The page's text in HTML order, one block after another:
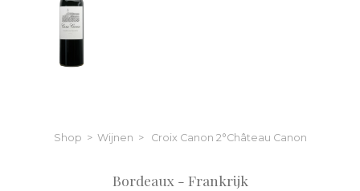
Shop > Wijnen > Croix Canon 2°Château Canon
Bordeaux - Frankrijk